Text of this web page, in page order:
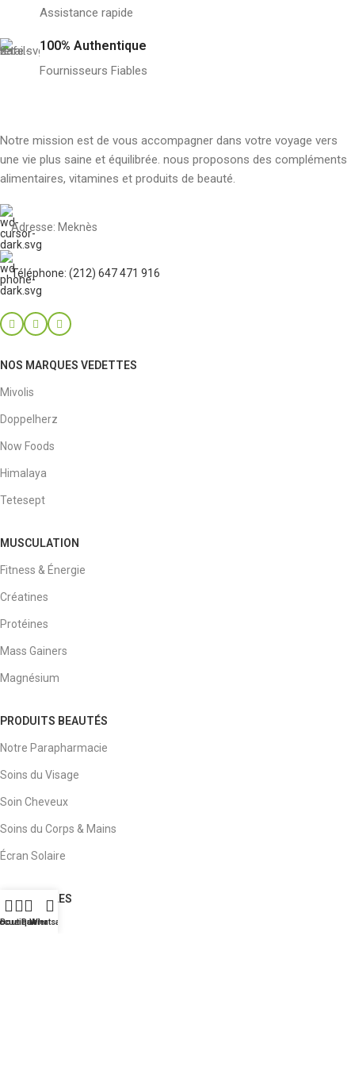
Assistance rapide
100% Authentique
Fournisseurs Fiables
Notre mission est de vous accompagner dans votre voyage vers
une vie plus saine et équilibrée. nous proposons des compléments
alimentaires, vitamines et produits de beauté.
Adresse: Meknès
Téléphone: (212) 647 471 916
NOS MARQUES VEDETTES
Mivolis
Doppelherz
Now Foods
Himalaya
Tetesept
MUSCULATION
Fitness & Énergie
Créatines
Protéines
Mass Gainers
Magnésium
PRODUITS BEAUTÉS
Notre Parapharmacie
Soins du Visage
Soin Cheveux
Soins du Corps & Mains
Écran Solaire
LIENS UTILES
À Propos
Boutique
Panier
Whatsapp